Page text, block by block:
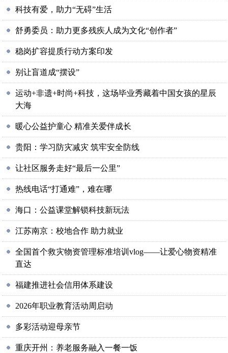
科技有爱，助力“无碍”生活
舒勇委员：助力更多残疾人成为文化“创作者”
稳岗扩容提质行动方案印发
别让盲道成“摆设”
运动+非遗+时尚+科技，这场毕业秀藏着中国女孩的星辰
大海
暖心公益护童心 精准关爱伴成长
贵阳：学习防灾减灾 筑牢安全防线
让社区服务走好“最后一公里”
热线电话“打通难”，难在哪
海口：公益课堂解锁科技新玩法
江苏南京：校地合作 助力就业
全国首个救灾物资管理标准培训vlog——让爱心物资精准
直达
福建推进社会信用体系建设
2026年职业教育活动周启动
多彩活动迎母亲节
重庆开州：养老服务融入一餐一饭